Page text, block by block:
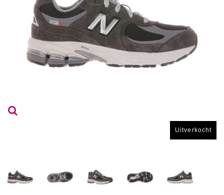
Uitverkocht